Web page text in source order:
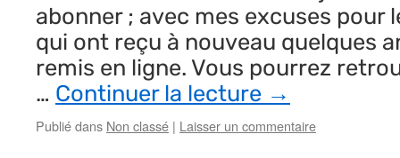
abonner ; avec mes excuses pour
qui ont reçu à nouveau quelques
remis en ligne. Vous pourrez
… Continuer la lecture →
Publié dans Non classé | Laisser un commentaire